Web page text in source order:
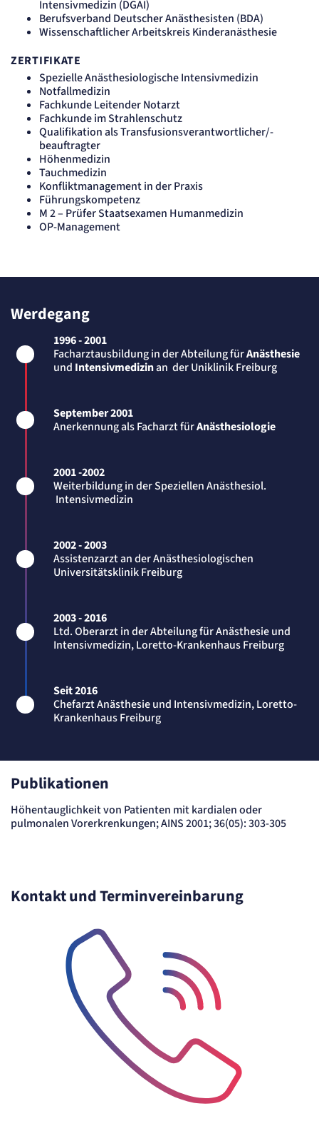
Intensivmedizin (DGAI)
Berufsverband Deutscher Anästhesisten (BDA)
Wissenschaftlicher Arbeitskreis Kinderanästhesie
ZERTIFIKATE
Spezielle Anästhesiologische Intensivmedizin
Notfallmedizin
Fachkunde Leitender Notarzt
Fachkunde im Strahlenschutz
Qualifikation als Transfusionsverantwortlicher/-
beauftragter
Höhenmedizin
Tauchmedizin
Konfliktmanagement in der Praxis
Führungskompetenz
M 2 – Prüfer Staatsexamen Humanmedizin
OP-Management
Werdegang
1996 - 2001
Facharztausbildung in der Abteilung fürAnästhesie
und Intensivmedizinan der Uniklinik Freiburg
September 2001
Anerkennung als Facharzt fürAnästhesiologie
2001 -2002
Weiterbildung in der Speziellen Anästhesiol.
Intensivmedizin
2002 - 2003
Assistenzarzt an der Anästhesiologischen
Universitätsklinik Freiburg
2003 - 2016
Ltd. Oberarzt in der Abteilung für Anästhesie und
Intensivmedizin, Loretto-Krankenhaus Freiburg
Seit 2016
Chefarzt Anästhesie und Intensivmedizin, Loretto-
Krankenhaus Freiburg
Publikationen
Höhentauglichkeit von Patienten mit kardialen oder
pulmonalen Vorerkrenkungen; AINS 2001; 36(05): 303-305
Kontakt und Terminvereinbarung
Cookie Laufzeit:
"no" - 50 Jahre, "yes" - 480 Tage
Content-Management-System-
Cookie
Name:
fe_typo_user
Anbieter:
TYPO3
Zweck:
Dient der Identifizierung eines Anwenders und der besseren Bedienerführung.
Cookie Laufzeit:
Session
Sitzungs-Cookie
Name:
Cookie Laufzeit:
Session
Einverständnis-Cookie
Anbieter:
Artemed SE
Cookie Laufzeit:
anonym. Diese Informationen helfen uns
zu verstehen, wie unsere Besucher unsere
Website nutzen.
Matelso Telefontracking
Name:
mat_tel
Zweck:
Speichert die User-ID. Hierdurch wird fgestgelegt, welche Rufnummer(n) der Nutzer
angezeigt bekommt.
mat_ep
Anbieter:
etracker GmbH
Cookie Erkennung
etracker Analytics